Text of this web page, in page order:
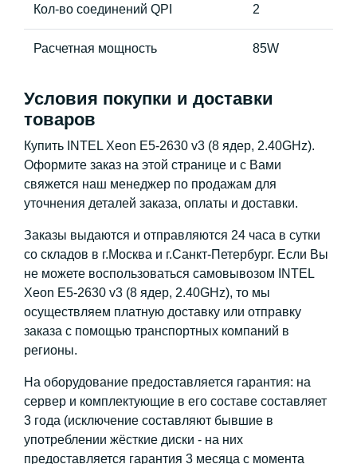
Кол-во соединений QPI 2
Расчетная мощность 85W
Условия покупки и доставки
товаров
Купить INTEL Xeon E5-2630 v3 (8 ядер, 2.40GHz).
Оформите заказ на этой странице и с Вами
свяжется наш менеджер по продажам для
уточнения деталей заказа, оплаты и доставки.
Заказы выдаются и отправляются 24 часа в сутки
со складов в г.Москва и г.Санкт-Петербург. Если Вы
не можете воспользоваться самовывозом INTEL
Xeon E5-2630 v3 (8 ядер, 2.40GHz), то мы
осуществляем платную доставку или отправку
заказа с помощью транспортных компаний в
регионы.
На оборудование предоставляется гарантия: на
сервер и комплектующие в его составе составляет
3 года (исключение составляют бывшие в
употреблении жёсткие диски - на них
предоставляется гарантия 3 месяца с момента